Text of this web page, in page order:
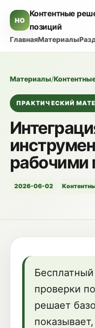
HO
Контентные
позиций
ГлавнаяМатериалы
Материалы/
ПРАКТИЧЕСКИЙ
рабочими
2026-06-02
проверки
решает